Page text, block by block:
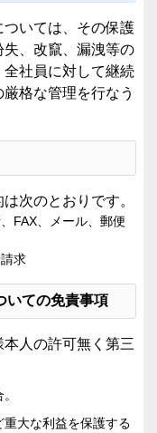
いては、その保護
、改竄、漏洩等の
社員に対して継続
格な管理を行なう
次のとおりです。
FAX、メール、郵便
求
いての免責事項
人の許可無く第三
大な利益を保護する